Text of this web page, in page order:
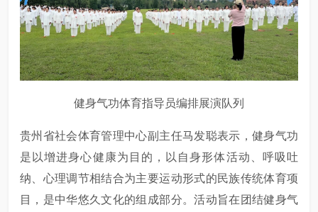
健身气功体育指导员编排展演队列
贵州省社会体育管理中心副主任马发聪表示，健身气功
是以增进身心健康为目的，以自身形体活动、呼吸吐
纳、心理调节相结合为主要运动形式的民族传统体育项
目，是中华悠久文化的组成部分。活动旨在团结健身气